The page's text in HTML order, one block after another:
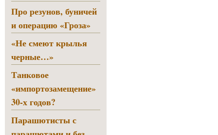
Про резунов, буничей
и операцию «Гроза»
«Не смеют крылья
черные…»
Танковое
«импортозамещение»
30-х годов?
Парашютисты с